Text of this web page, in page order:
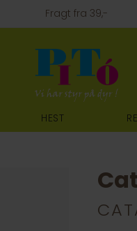
Fragt fra 39,-
HEST